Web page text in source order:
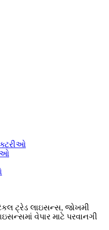
ટ્રેડ લાઇસન્સ, જોખમી
વેપાર માટે પરવાનગી